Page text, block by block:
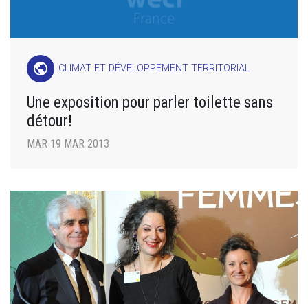
public CLIMAT ET DÉVELOPPEMENT TERRITORIAL
Une exposition pour parler toilette sans
détour!
MAR 19 MAR 2013